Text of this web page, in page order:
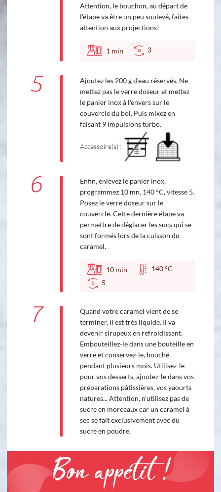
Attention, le bouchon, au départ de
l'étape va être un peu soulevé, faites
attention aux projections!
1 min 3
5
Ajoutez les 200 g d'eau réservés. Ne
mettez pas le verre doseur et mettez
le panier inox à l'envers sur le
couvercle du bol. Puis mixez en
faisant 9 impulsions turbo.
Accessoire(s) :
6
Enfin, enlevez le panier inox,
programmez 10 mn, 140 °C, vitesse 5.
Posez le verre doseur sur le
couvercle. Cette dernière étape va
permettre de déglacer les sucs qui se
sont formés lors de la cuisson du
caramel.
10 min
140 °C
5
7
Quand votre caramel vient de se
terminer, il est très liquide. Il va
devenir sirupeux en refroidissant.
Embouteillez-le dans une bouteille en
verre et conservez-le, bouché
pendant plusieurs mois. Utilisez-le
pour vos desserts, ajoutez-le dans vos
préparations pâtissières, vos yaourts
natures... Attention, n'utilisez pas de
sucre en morceaux car un caramel à
sec se fait exclusivement avec du
sucre en poudre.
Bon appétit !